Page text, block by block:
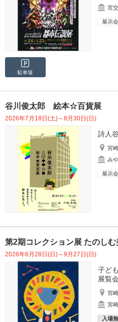
宮
展示会
駐車場
谷川俊太郎 絵本☆百貨展
2026年7月18日(土)～8月30日(日)
詩人
宮
み
展示会
第2期コレクション展 たのしむ
2026年6月28日(日)～9月27日(日)
子ど
展覧会
宮
宮
入場